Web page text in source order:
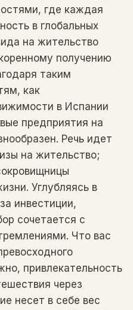
где каждая
в глобальных
на жительство
получению
таким
как
в Испании
предприятия на
Речь идет
на жительство;
Углубляясь в
инвестиции,
сочетается с
Что вас
привлекательность
через
несет в себе вес